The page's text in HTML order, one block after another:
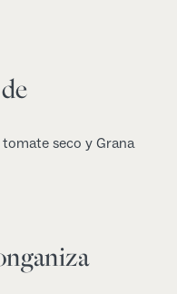
seco y Grana